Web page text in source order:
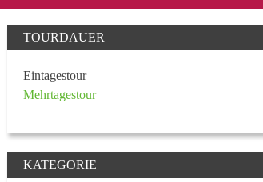
TOURDAUER
Eintagestour
Mehrtagestour
KATEGORIE